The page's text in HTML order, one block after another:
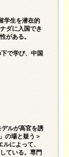
学生を潜在的
ダに入国でき
がある。
で学び、中国
ルが高官を誘
の場と疑う＞
によって、
ている。専門